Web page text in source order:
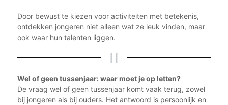
Door bewust te kiezen voor activiteiten met betekenis,
ontdekken jongeren niet alleen wat ze leuk vinden, maar
ook waar hun talenten liggen.
Wel of geen tussenjaar: waar moet je op letten?
De vraag wel of geen tussenjaar komt vaak terug, zowel
bij jongeren als bij ouders. Het antwoord is persoonlijk en